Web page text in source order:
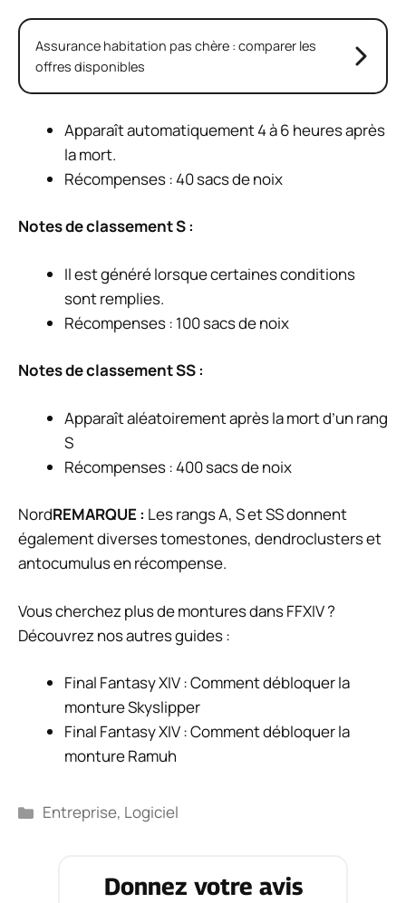
Assurance habitation pas chère : comparer les
offres disponibles
Apparaît automatiquement 4 à 6 heures après
la mort.
Récompenses : 40 sacs de noix
Notes de classement S :
Il est généré lorsque certaines conditions
sont remplies.
Récompenses : 100 sacs de noix
Notes de classement SS :
Apparaît aléatoirement après la mort d’un rang
S
Récompenses : 400 sacs de noix
NordREMARQUE : Les rangs A, S et SS donnent
également diverses tomestones, dendroclusters et
antocumulus en récompense.
Vous cherchez plus de montures dans FFXIV ?
Découvrez nos autres guides :
Final Fantasy XIV : Comment débloquer la
monture Skyslipper
Final Fantasy XIV : Comment débloquer la
monture Ramuh
Catégories
Entreprise, Logiciel
Donnez votre avis